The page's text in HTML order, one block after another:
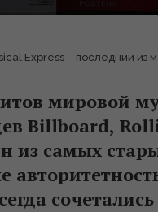
Express – последний из
мировой
Billboard,
из самых